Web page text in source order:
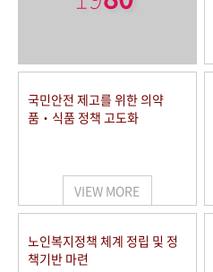
국민안전 제고를 위한 의약
품‧식품 정책 고도화
VIEW MORE
노인복지정책 체계 정립 및 정
책기반 마련